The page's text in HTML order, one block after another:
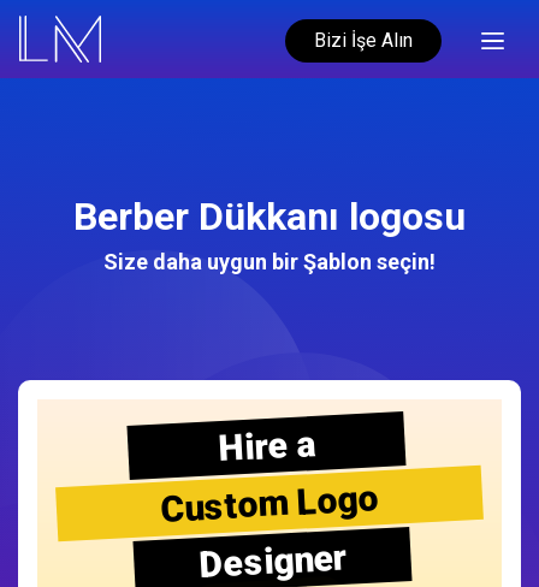
Bizi İşe Alın
Berber Dükkanı logosu
Size daha uygun bir Şablon seçin!
Hire a
Custom Logo
Designer